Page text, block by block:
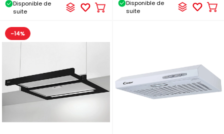
Disponible de
suite
Ajouter
Disponible de
suite
-14%